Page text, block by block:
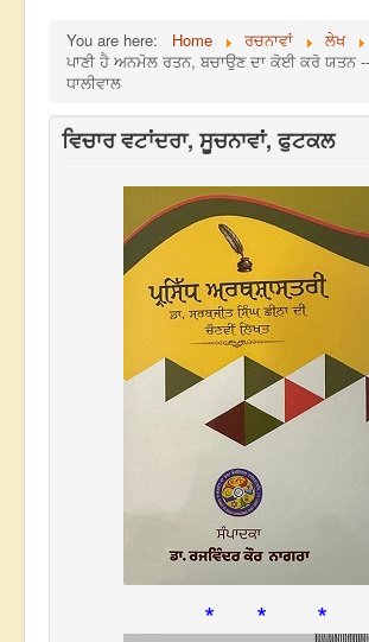
You are here: Home ਰਚਨਾਵਾਂ
ਲੇਖ
ਪਾਣੀ ਹੈ ਅਨਮੋਲ ਰਤਨ, ਬਚਾਉਣ ਦਾ ਕੋਈ ਕਰੋ ਯਤਨ
ਧਾਲੀਵਾਲ
ਵਿਚਾਰ ਵਟਾਂਦਰਾ, ਸੂਚਨਾਵਾਂ, ਫੁਟਕਲ
* * *